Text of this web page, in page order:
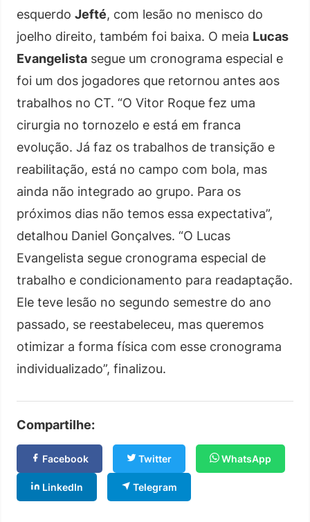
esquerdo Jefté, com lesão no menisco do
joelho direito, também foi baixa. O meia Lucas
Evangelista segue um cronograma especial e
foi um dos jogadores que retornou antes aos
trabalhos no CT. “O Vitor Roque fez uma
cirurgia no tornozelo e está em franca
evolução. Já faz os trabalhos de transição e
reabilitação, está no campo com bola, mas
ainda não integrado ao grupo. Para os
próximos dias não temos essa expectativa”,
detalhou Daniel Gonçalves. “O Lucas
Evangelista segue cronograma especial de
trabalho e condicionamento para readaptação.
Ele teve lesão no segundo semestre do ano
passado, se reestabeleceu, mas queremos
otimizar a forma física com esse cronograma
individualizado”, finalizou.
Compartilhe:
Facebook Twitter WhatsApp
LinkedIn Telegram